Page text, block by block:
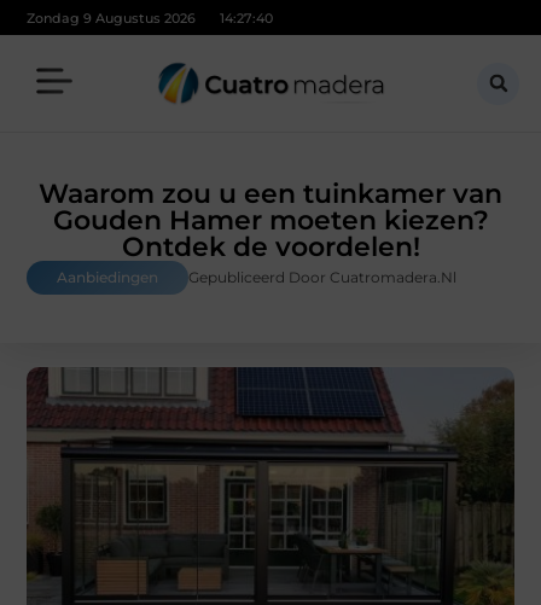
Zondag 9 Augustus 2026 14:27:41
Waarom zou u een tuinkamer van
Gouden Hamer moeten kiezen?
Ontdek de voordelen!
Aanbiedingen Gepubliceerd Door Cuatromadera.nl